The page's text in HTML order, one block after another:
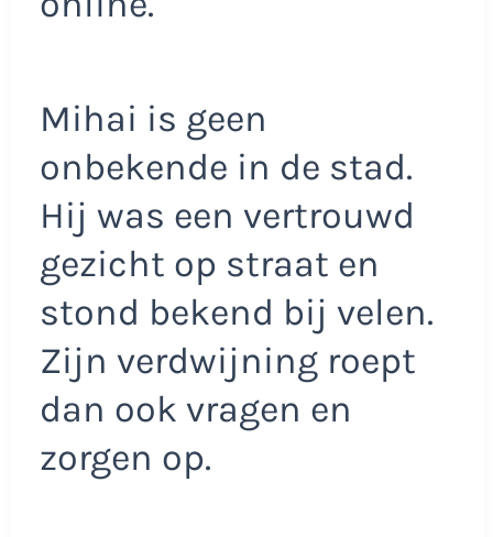
Mihai is geen
onbekende in de stad.
Hij was een vertrouwd
gezicht op straat en
stond bekend bij velen.
Zijn verdwijning roept
dan ook vragen en
zorgen op.